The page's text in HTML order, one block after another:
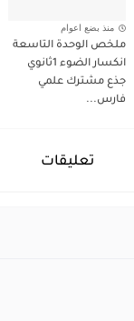
منذ بضع اعوام
ملخص الوحدة التاسعة
انكسار الضوء 1ثانوي
جذع مشترك علمي
فارس...
تعليقات